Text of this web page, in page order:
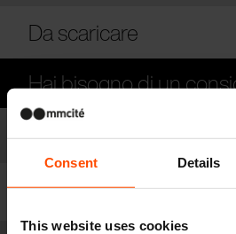
Consent Details
This website uses cookies
Da scaricare
Hai bisogno di un
Modelli
Filtra